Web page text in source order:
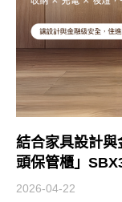
結合家具設計
頭保管櫃」
2026-04-22